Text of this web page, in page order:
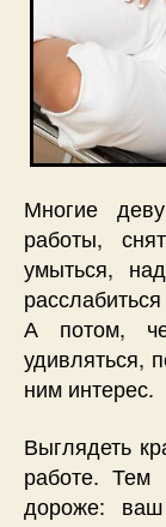
Многие
работы,
умыться,
А потом,
удивляться,
ним интерес.
Выглядеть
работе. Тем
дороже: